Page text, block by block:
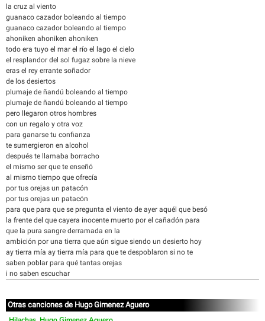
la cruz al viento
guanaco cazador boleando al tiempo
guanaco cazador boleando al tiempo
ahoniken ahoniken ahoniken
todo era tuyo el mar el río el lago el cielo
el resplandor del sol fugaz sobre la nieve
eras el rey errante soñador
de los desiertos
plumaje de ñandú boleando al tiempo
plumaje de ñandú boleando al tiempo
pero llegaron otros hombres
con un regalo y otra voz
para ganarse tu confianza
te sumergieron en alcohol
después te llamaba borracho
el mismo ser que te enseñó
al mismo tiempo que ofrecía
por tus orejas un patacón
por tus orejas un patacón
para que para que se pregunta el viento de ayer aquél que besó
la frente del que cayera inocente muerto por el cañadón para
que la pura sangre derramada en la
ambición por una tierra que aún sigue siendo un desierto hoy
ay tierra mía ay tierra mía para que te despoblaron si no te
saben poblar para qué tantas orejas
i no saben escuchar
Otras canciones de Hugo Gimenez Aguero